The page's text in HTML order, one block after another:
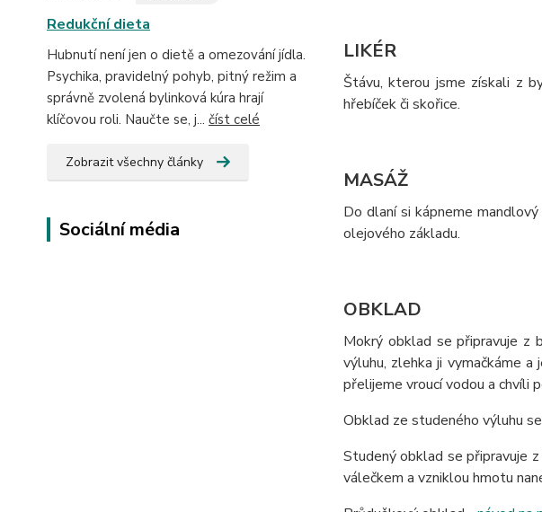
Redukční dieta
Hubnutí není jen o dietě a omezování jídla.
Psychika, pravidelný pohyb, pitný režim a
správně zvolená bylinková kúra hrají
klíčovou roli. Naučte se, j... číst celé
Zobrazit všechny články
Sociální média
LIKÉR
Štávu, kterou jsme získali z
hřebíček či skořice.
MASÁŽ
Do dlaní si kápneme
olejového základu.
OBKLAD
Mokrý obklad se připravuje z
výluhu, zlehka ji vymačkáme
přelijeme vroucí vodou a chvíli
Obklad ze studeného výluhu
Studený obklad se připravuje
válečkem a vzniklou hmotu